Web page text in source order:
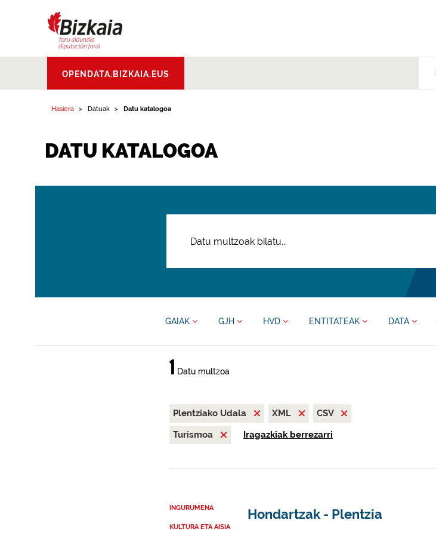
Aldundia.Diputacion
Foral de Bizkaia
OPENDATA.BIZKAIA.EUS
Hasiera Datuak Datu katalogoa
DATU KATALOGOA
GAIAK GJH HVD ENTITATEAK DATA
1 Datu multzoa
Plentziako Udala XML
CSV
Turismoa
Iragazkiak berrezarri
INGURUMENA
KULTURA ETA AISIA
Hondartzak - Plentzia